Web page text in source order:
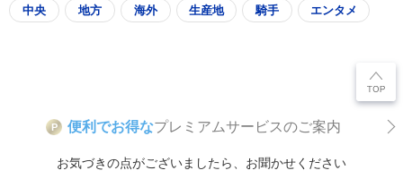
中央 地方 海外 生産地 騎手 エンタメ
P 便利でお得なプレミアムサービスのご案内
お気づきの点がございましたら、お聞かせください